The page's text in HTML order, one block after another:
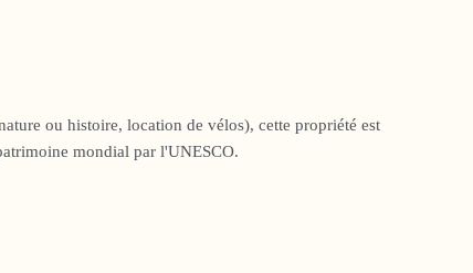
ou histoire, location de vélos), cette propriété est
mondial par l'UNESCO.